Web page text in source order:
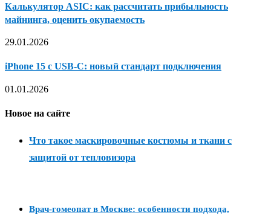
Калькулятор ASIC: как рассчитать прибыльность
майнинга, оценить окупаемость
29.01.2026
iPhone 15 с USB-C: новый стандарт подключения
01.01.2026
Новое на сайте
Что такое маскировочные костюмы и ткани с
защитой от тепловизора
Врач-гомеопат в Москве: особенности подхода,